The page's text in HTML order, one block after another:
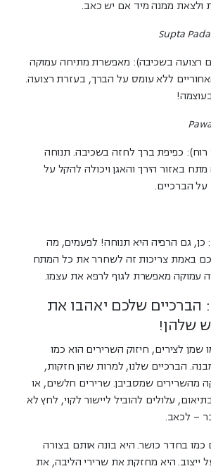
ולצאת ממנה מיד אם יש כאב.
Supta
רצועה בשכיבה): מאפשרת מתיחה עמוקה
ללא עומס על הברך, בעזרת רצועה.
כפיפת ברך לחזה בשכיבה. תנוחה
באזור הירך והאגן ויכולה להקל על
הברכיים.
כן, גם הרפיה היא תנוחה! לפעמים, מה
באמת צריכות זה לשחרר את כל המתח
עמוקה מאפשרת לגוף לרפא את עצמו.
הברכיים שלכם יאהבו את
שלהן!
שמן לצירים, חיזוק השרירים הוא כמו
הברכיים שלנו, למרות שהן חזקות,
מהשרירים שמסביבן. שרירים חלשים, או
עלולים להוביל ליישור לקוי, לחץ לא
– לכאב.
כמו בחדר כושר. היא בונה אותם בצורה
ייצוב. היא מחזקת את שרירי הליבה, את